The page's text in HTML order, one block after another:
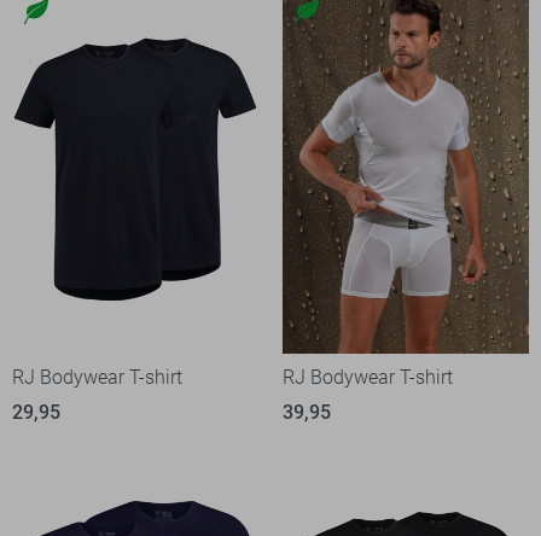
RJ Bodywear T-shirt
29,95
RJ Bodywear T-shirt
39,95